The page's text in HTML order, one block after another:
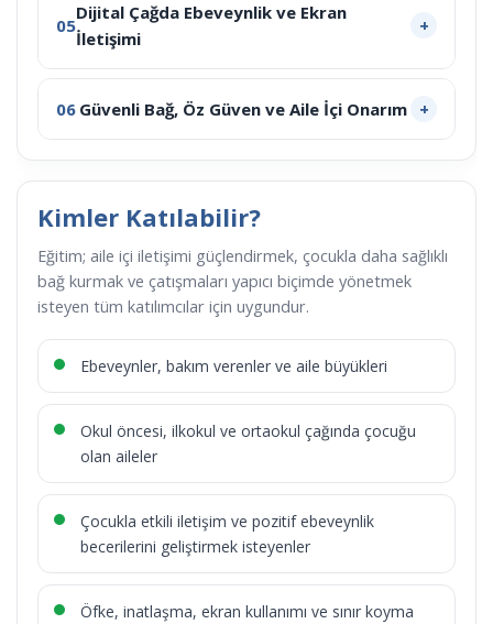
05
Dijital Çağda Ebeveynlik ve Ekran
İletişimi
06 Güvenli Bağ, Öz Güven ve Aile İçi Onarım
Kimler Katılabilir?
Eğitim; aile içi iletişimi güçlendirmek, çocukla daha sağlıklı
bağ kurmak ve çatışmaları yapıcı biçimde yönetmek
isteyen tüm katılımcılar için uygundur.
Ebeveynler, bakım verenler ve aile büyükleri
Okul öncesi, ilkokul ve ortaokul çağında çocuğu
olan aileler
Çocukla etkili iletişim ve pozitif ebeveynlik
becerilerini geliştirmek isteyenler
Öfke, inatlaşma, ekran kullanımı ve sınır koyma